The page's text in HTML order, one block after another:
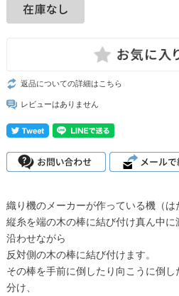
返品についての詳細はこちら
レビューはありません
織り機のメーカーが作っている機（は
縦糸を端の木の棒に結び付け真ん中
沿わせながら
反対側の木の棒に結び付けます。
その棒を手前に倒したり向こうに倒
分け、